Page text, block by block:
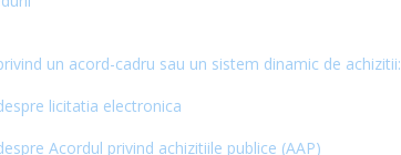
un acord-cadru sau un sistem dinamic de achizitii:
licitatia electronica
Acordul privind achizitiile publice (AAP)